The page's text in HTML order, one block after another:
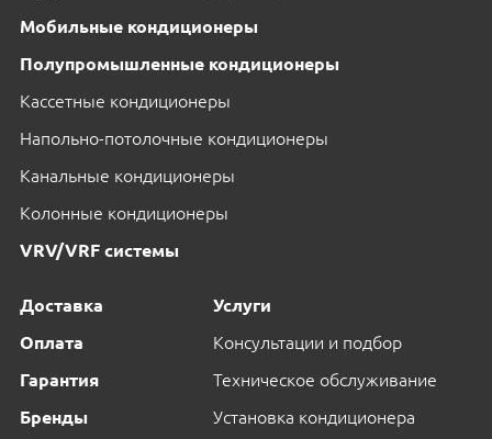
Мобильные кондиционеры
Полупромышленные кондиционеры
Кассетные кондиционеры
Напольно-потолочные кондиционеры
Канальные кондиционеры
Колонные кондиционеры
VRV/VRF системы
Доставка
Оплата
Гарантия
Бренды
Услуги
Консультации и подбор
Техническое обслуживание
Установка кондиционера